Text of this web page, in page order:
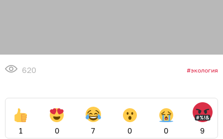
620 экология
1 0 7 0 0 9